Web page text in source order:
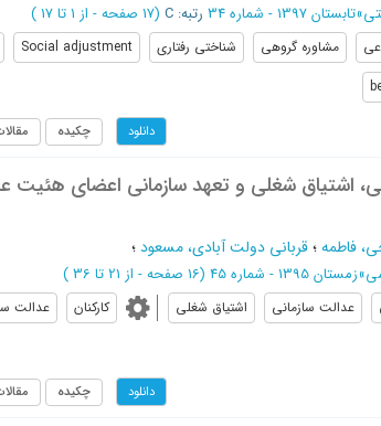
»تابستان 1397 - شماره 34 رتبه: C (‎17 صفحه - از 1 تا 17 )
مشاوره گروهی شناختی رفتاری Social adjustment
دانلود چکیده
اشتیاق شغلی و تعهد سازمانی اعضای هئیت
فاطمه؛قربانی دولت آبادی، مسعود؛
»زمستان 1395 - شماره 45 (‎16 صفحه - از 21 تا 36 )
عدالت سازمانی اشتیاق شغلی کارکنان
عدالت
دانلود چکیده